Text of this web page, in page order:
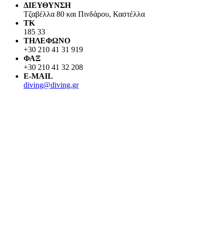
ΔΙΕΥΘΥΝΣΗ
Τζαβέλλα 80 και Πινδάρου, Καστέλλα
ΤΚ
185 33
ΤΗΛΕΦΩΝΟ
+30 210 41 31 919
ΦΑΞ
+30 210 41 32 208
E-MAIL
diving@diving.gr